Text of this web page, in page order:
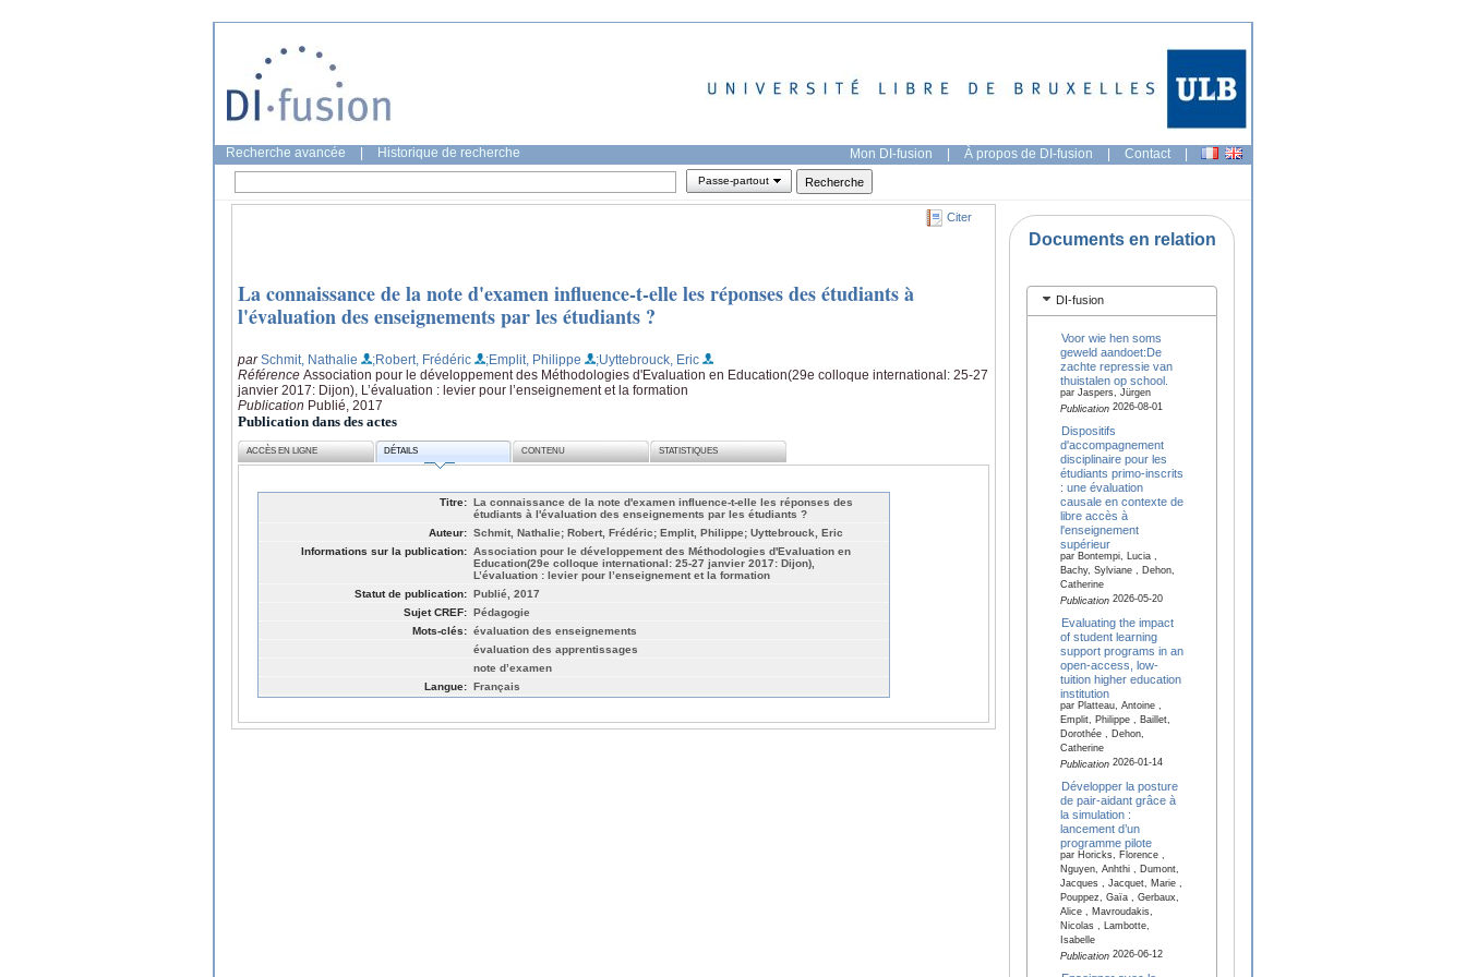
Recherche avancée Historique de recherche Mon DI-fusion | À propos de DI-fusion | Contact |
Passe-partout
Citer
La connaissance de la note d'examen influence-t-elle les réponses des étudiants à
l'évaluation des enseignements par les étudiants ?
parSchmit, Nathalie ;Robert, Frédéric ;Emplit, Philippe
;Uyttebrouck, Eric
Référence Association pour le développement des Méthodologies d'Evaluation en Education(29e colloque international: 25-27
janvier 2017: Dijon), L’évaluation : levier pour l’enseignement et la formation
Publication Publié, 2017
Publication dans des actes
ACCÈS EN LIGNE DÉTAILS CONTENU STATISTIQUES
Titre: La connaissance de la note d'examen influence-t-elle les réponses des
étudiants à l'évaluation des enseignements par les étudiants ?
Auteur: Schmit, Nathalie; Robert, Frédéric; Emplit, Philippe; Uyttebrouck, Eric
Informations sur la publication: Association pour le développement des Méthodologies d'Evaluation en
Education(29e colloque international: 25-27 janvier 2017: Dijon),
L’évaluation : levier pour l’enseignement et la formation
Statut de publication: Publié, 2017
Sujet CREF: Pédagogie
Mots-clés: évaluation des enseignements
évaluation des apprentissages
note d’examen
Langue: Français
Documents en relation
DI-fusion
Voor wie hen soms
geweld aandoet:De
zachte repressie van
thuistalen op school.
par Jaspers, Jürgen
Publication2026-08-01
Dispositifs
d'accompagnement
disciplinaire pour les
étudiants primo-inscrits
: une évaluation
causale en contexte de
libre accès à
l'enseignement
supérieur
par Bontempi, Lucia ,
Bachy, Sylviane , Dehon,
Catherine
Publication2026-05-20
Evaluating the impact
of student learning
support programs in an
open-access, low-
tuition higher education
institution
par Platteau, Antoine ,
Emplit, Philippe , Baillet,
Dorothée , Dehon,
Catherine
Publication2026-01-14
Développer la posture
de pair-aidant grâce à
la simulation :
lancement d’un
programme pilote
par Horicks, Florence ,
Nguyen, Anhthi , Dumont,
Jacques , Jacquet, Marie ,
Pouppez, Gaïa , Gerbaux,
Alice , Mavroudakis,
Nicolas , Lambotte,
Isabelle
Publication2026-06-12